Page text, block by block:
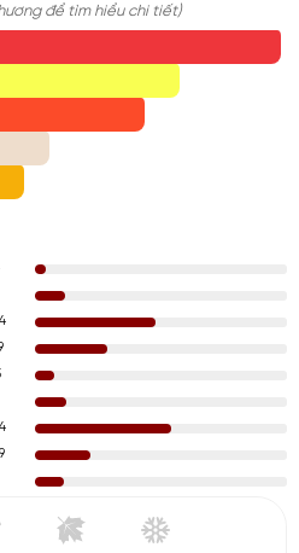
để tìm hiểu chi tiết)